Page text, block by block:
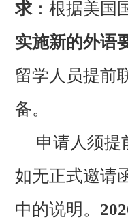
求：根据美国
实施新的外语
留学人员提前
备。
申请人须提
如无正式邀请
中的说明。